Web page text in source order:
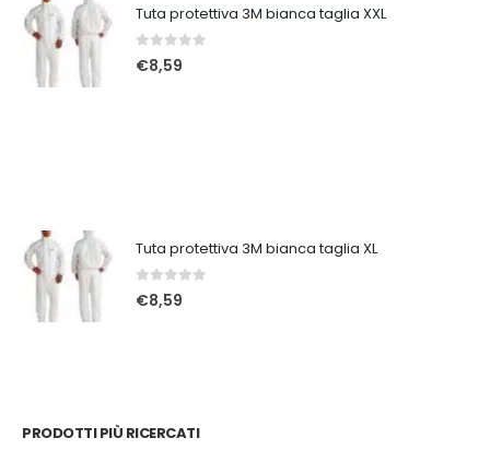
Tuta protettiva 3M bianca taglia XXL
0Su 5
€8,59
Tuta protettiva 3M bianca taglia XL
Su 5
€8,59
PRODOTTI PIÙ RICERCATI